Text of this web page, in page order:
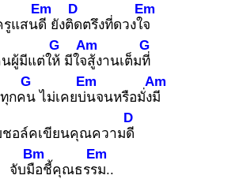
รูแสนดี
Em
ยังติด
D
ตรึงที่ดวงใจ
Em
ผู้มีแต่ให้
G
มีใจสู้
Am
งานเต็มที่
G
กคน
G
ไม่เคยบ่น
Em
จนหรือมั่งมี
Am
ชอล์คเขียนคุณความดี
D
จับมือ
Bm
ชี้คุณธรรม
Em
..